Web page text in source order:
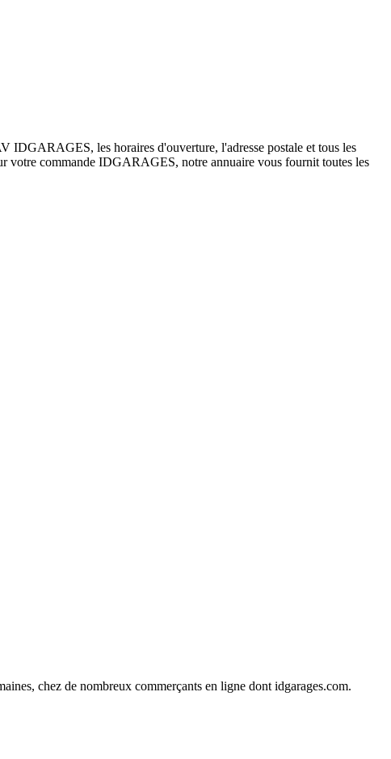
IDGARAGES, les horaires d'ouverture, l'adresse postale et tous les
votre commande IDGARAGES, notre annuaire vous fournit toutes les
chez de nombreux commerçants en ligne dont idgarages.com.